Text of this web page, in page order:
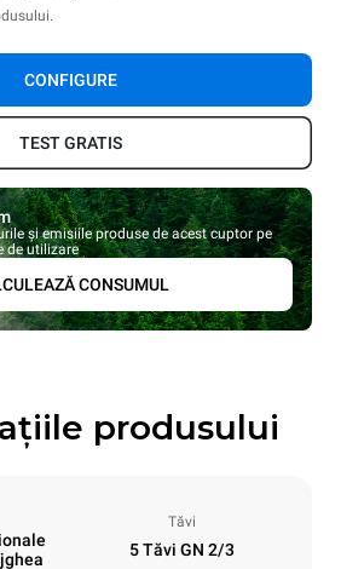
CONFIGURE
TEST GRATIS
și emisiile produse de acest cuptor pe
de utilizare
CONSUMUL
produsului
Tăvi
5 Tăvi GN 2/3